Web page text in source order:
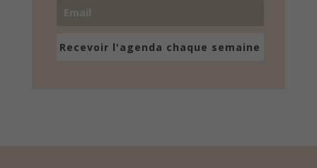
Recevoir l'agenda chaque semaine